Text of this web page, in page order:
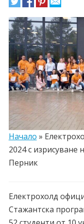
Начало »
2024 с изрисуване
Перник
Електрохолд
Стажантска